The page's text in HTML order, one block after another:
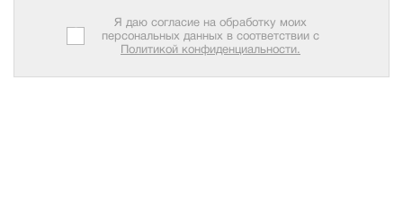
Я даю согласие на обработку моих
персональных данных в соответствии с
Политикой конфиденциальности.